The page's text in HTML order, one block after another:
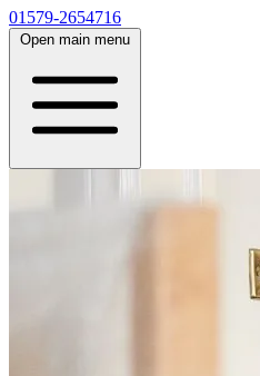
01579-2654716
Open main menu